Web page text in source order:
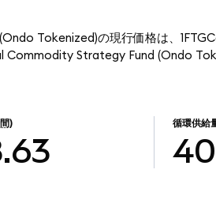
Tokenized)の現行価格は、
Strategy Fund (Ondo
) 循環供給